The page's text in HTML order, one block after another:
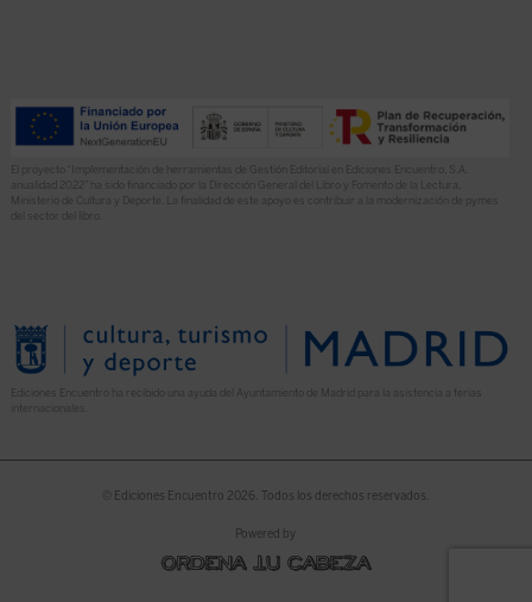
El proyecto “Implementación de herramientas de Gestión Editorial en Ediciones Encuentro, S.A.
anualidad 2022” ha sido financiado por la Dirección General del Libro y Fomento de la Lectura,
Ministerio de Cultura y Deporte. La finalidad de este apoyo es contribuir a la modernización de pymes
del sector del libro.
Ediciones Encuentro ha recibido una ayuda del Ayuntamiento de Madrid para la asistencia a ferias
© Ediciones Encuentro 2026. Todos los derechos reservados.
Powered by